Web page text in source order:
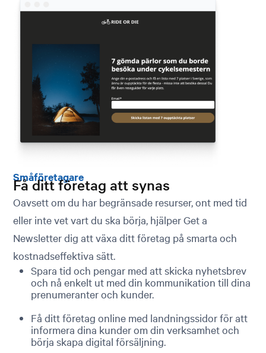
Småföretagare
Få ditt företag att synas
Oavsett om du har begränsade resurser, ont med tid
eller inte vet vart du ska börja, hjälper Get a
Newsletter dig att växa ditt företag på smarta och
kostnadseffektiva sätt.
Spara tid och pengar med att skicka nyhetsbrev
och nå enkelt ut med din kommunikation till dina
prenumeranter och kunder.
Få ditt företag online med landningssidor för att
informera dina kunder om din verksamhet och
börja skapa digital försäljning.